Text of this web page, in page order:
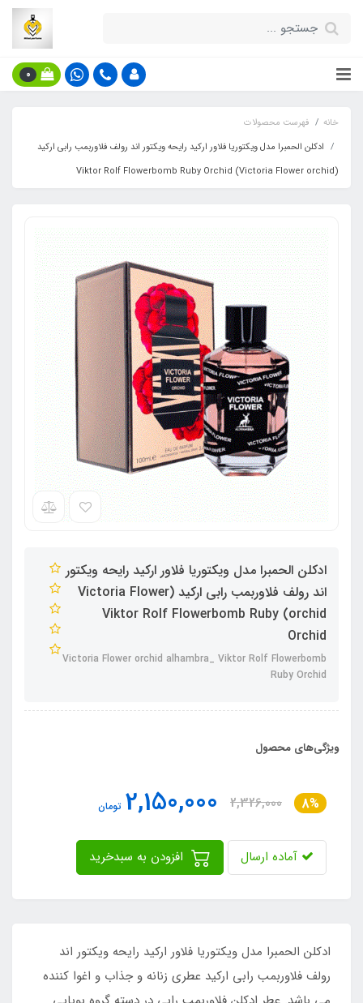
0
خانه
فهرست محصولات
ادکلن الحمبرا مدل ویکتوریا فلاور ارکید رایحه ویکتور اند رولف فلاوربمب رابی ارکید
(Victoria Flower orchid) Viktor Rolf Flowerbomb Ruby Orchid
ادکلن الحمبرا مدل ویکتوریا فلاور ارکید رایحه ویکتور
اند رولف فلاوربمب رابی ارکید (Victoria Flower
orchid) Viktor Rolf Flowerbomb Ruby
Orchid
Victoria Flower orchid alhambra_ Viktor Rolf Flowerbomb
Ruby Orchid
ویژگی‌های محصول
8%
2,326,000
2,150,000 تومان
آماده ارسال
ادکلن الحمبرا مدل ویکتوریا فلاور ارکید رایحه ویکتور اند
رولف فلاوربمب رابی ارکید عطری زنانه و جذاب و اغوا کننده